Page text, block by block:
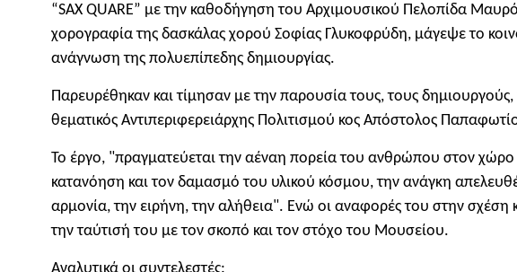
“SAX QUARE” με την καθοδήγηση του Αρχιμουσικού Πελοπίδα
χορογραφία της δασκάλας χορού Σοφίας Γλυκοφρύδη, μάγεψε το
ανάγνωση της πολυεπίπεδης δημιουργίας.
Παρευρέθηκαν και τίμησαν με την παρουσία τους, τους
θεματικός Αντιπεριφερειάρχης Πολιτισμού κος Απόστολος
Το έργο, "πραγματεύεται την αέναη πορεία του ανθρώπου στον χώρο
κατανόηση και τον δαμασμό του υλικού κόσμου, την ανάγκη
αρμονία, την ειρήνη, την αλήθεια". Ενώ οι αναφορές του στην
την ταύτισή του με τον σκοπό και τον στόχο του Μουσείου.